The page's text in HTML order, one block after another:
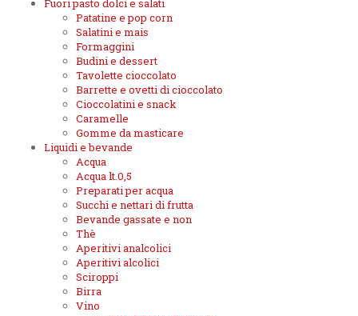
Fuori pasto dolci e salati
Patatine e pop corn
Salatini e mais
Formaggini
Budini e dessert
Tavolette cioccolato
Barrette e ovetti di cioccolato
Cioccolatini e snack
Caramelle
Gomme da masticare
Liquidi e bevande
Acqua
Acqua lt.0,5
Preparati per acqua
Succhi e nettari di frutta
Bevande gassate e non
Thè
Aperitivi analcolici
Aperitivi alcolici
Sciroppi
Birra
Vino